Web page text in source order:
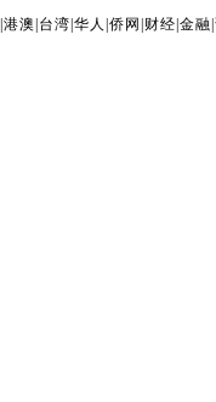
|港澳 台湾 |华人 |侨网 财经 |金融 |